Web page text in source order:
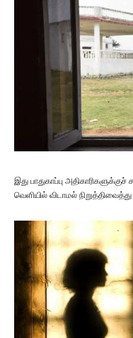
இது பாதுகாப்பு
வெளியில் விடாமல்